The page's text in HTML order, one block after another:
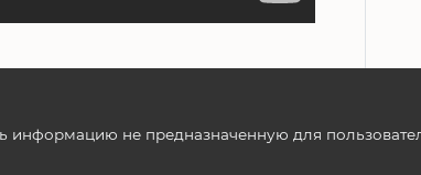
информацию не предназначенную для